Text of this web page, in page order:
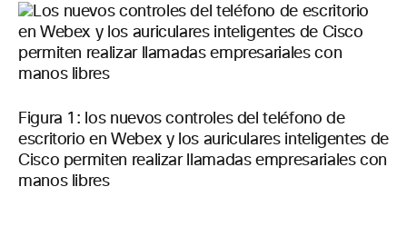
Figura 1: los nuevos controles del teléfono de
escritorio en Webex y los auriculares inteligentes de
Cisco permiten realizar llamadas empresariales con
manos libres